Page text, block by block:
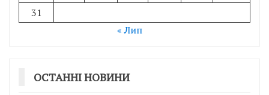
31
« Лип
ОСТАННІ НОВИНИ